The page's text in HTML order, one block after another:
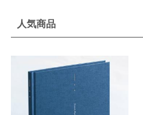
人気商品